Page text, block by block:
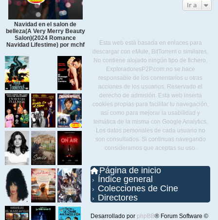
Navidad en el salon de
belleza(A Very Merry Beauty
Salon)(2024 Romance
Navidad Lifestime) por mchf
Ir a
Esta web está basada en enlaces para
descargar con eMule, BitTorrent o similares.
No contiene alojado ningún tipo de fichero.
ExploradoresP2P.com no se hace
responsable de los comentarios u otras
acciones de los usuarios. Reservado el
derecho de admisión. Esta web inserta
cookies propias para facilitar tu navegación,
así como para mejorar la usabilidad y
temática de la misma con Google Analytics.
Los datos personales de cada usuario no
son consultados. Si continuas navegando
consideramos que aceptas su uso.
Página de inicio
Índice general
Colecciones de Cine
Directores
Desarrollado por phpBB® Forum Software ©